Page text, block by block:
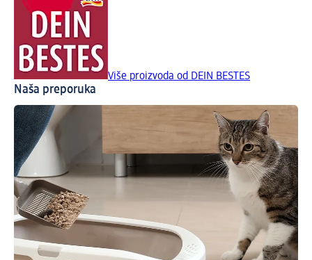
Više proizvoda od DEIN BESTES
Naša preporuka